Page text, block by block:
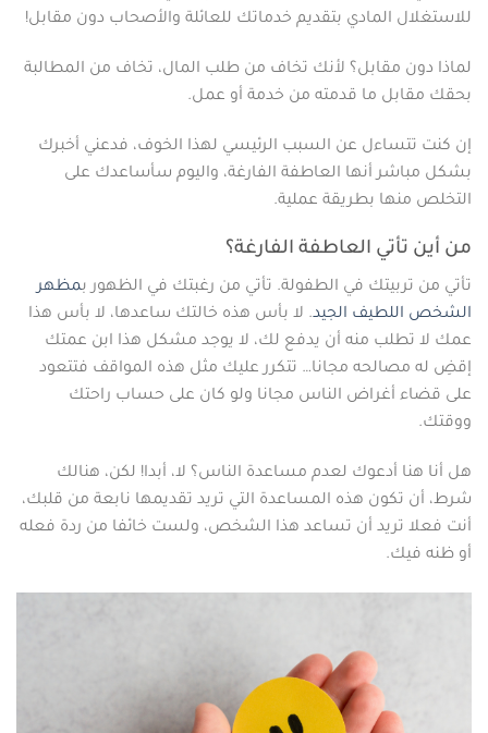
للاستغلال المادي بتقديم خدماتك للعائلة والأصحاب دون مقابل!
لماذا دون مقابل؟ لأنك تخاف من طلب المال، تخاف من المطالبة
بحقك مقابل ما قدمته من خدمة أو عمل.
إن كنت تتساءل عن السبب الرئيسي لهذا الخوف، فدعني أخبرك
بشكل مباشر أنها العاطفة الفارغة، واليوم سأساعدك على
التخلص منها بطريقة عملية.
من أين تأتي العاطفة الفارغة؟
تأتي من تربيتك في الطفولة. تأتي من رغبتك في الظهور بمظهر
الشخص اللطيف الجيد. لا بأس هذه خالتك ساعدها، لا بأس هذا
عمك لا تطلب منه أن يدفع لك، لا يوجد مشكل هذا ابن عمتك
إقضِ له مصالحه مجانا… تتكرر عليك مثل هذه المواقف فتتعود
على قضاء أغراض الناس مجانا ولو كان على حساب راحتك
ووقتك.
هل أنا هنا أدعوك لعدم مساعدة الناس؟ لا، أبدا! لكن، هنالك
شرط، أن تكون هذه المساعدة التي تريد تقديمها نابعة من قلبك،
أنت فعلا تريد أن تساعد هذا الشخص، ولست خائفا من ردة فعله
أو ظنه فيك.